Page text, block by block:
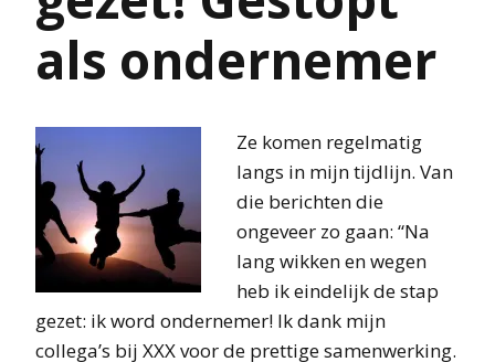
als ondernemer
Ze komen regelmatig
langs in mijn tijdlijn. Van
die berichten die
ongeveer zo gaan: “Na
lang wikken en wegen
heb ik eindelijk de stap
gezet: ik word ondernemer! Ik dank mijn
collega’s bij XXX voor de prettige samenwerking.